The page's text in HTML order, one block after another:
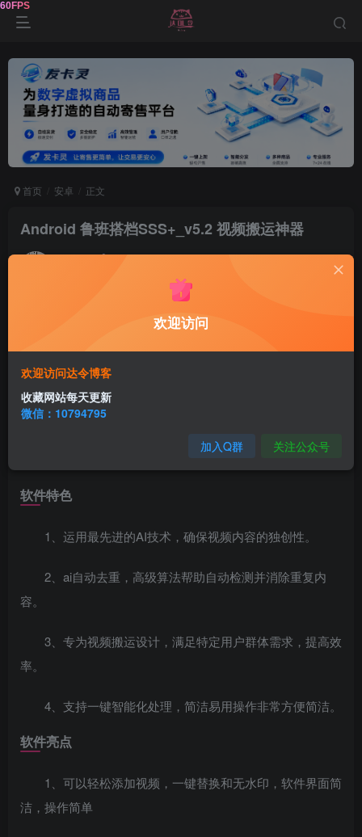
首页 安卓 正文
Android 鲁班搭档SSS+_v5.2 视频搬运神器
鹿鸣 关注
用户一键处理视频。同时软件还可以轻松将视频搬运下载后
从而更好的满足用户的个性化需求。
软件特色
1、运用最先进的AI技术，确保视频内容的独创性。
2、ai自动去重，高级算法帮助自动检测并消除重复内
容。
3、专为视频搬运设计，满足特定用户群体需求，提高效
率。
4、支持一键智能化处理，简洁易用操作非常方便简洁。
软件亮点
1、可以轻松添加视频，一键替换和无水印，软件界面简
洁，操作简单
欢迎访问
欢迎访问达令博客
收藏网站每天更新
微信：10794795
加入Q群 关注公众号